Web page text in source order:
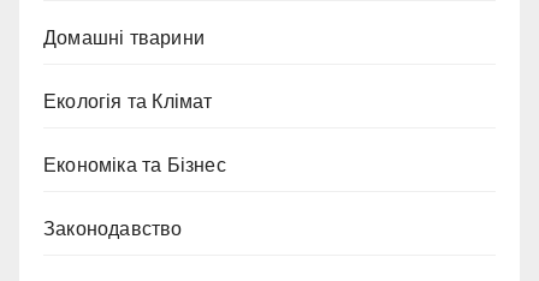
Домашні тварини
Екологія та Клімат
Економіка та Бізнес
Законодавство